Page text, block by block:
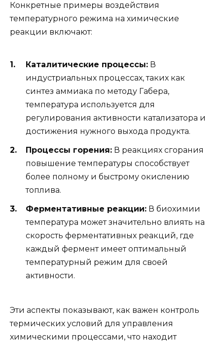
Конкретные примеры воздействия
температурного режима на химические
реакции включают:
Каталитические процессы: В
индустриальных процессах, таких как
синтез аммиака по методу Габера,
температура используется для
регулирования активности катализатора и
достижения нужного выхода продукта.
Процессы горения: В реакциях сгорания
повышение температуры способствует
более полному и быстрому окислению
топлива.
Ферментативные реакции: В биохимии
температура может значительно влиять на
скорость ферментативных реакций, где
каждый фермент имеет оптимальный
температурный режим для своей
активности.
Эти аспекты показывают, как важен контроль
термических условий для управления
химическими процессами, что находит